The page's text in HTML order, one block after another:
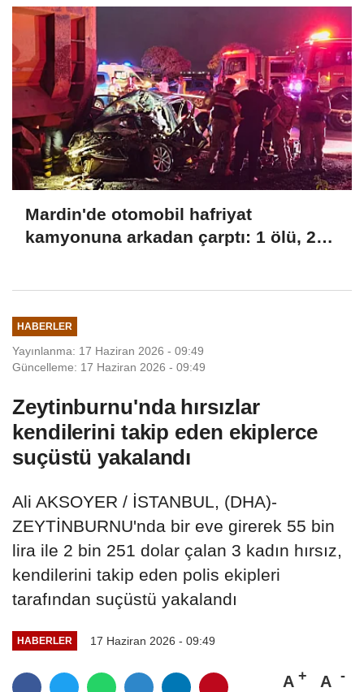
Mardin'de otomobil hafriyat
kamyonuna arkadan çarptı: 1 ölü, 2
HABERLER
Yayınlanma: 17 Haziran 2026 - 09:49
Güncelleme: 17 Haziran 2026 - 09:49
Zeytinburnu'nda hırsızlar
kendilerini takip eden ekiplerce
suçüstü yakalandı
Ali AKSOYER / İSTANBUL, (DHA)-
ZEYTİNBURNU'nda bir eve girerek 55 bin
lira ile 2 bin 251 dolar çalan 3 kadın hırsız,
kendilerini takip eden polis ekipleri
tarafından suçüstü yakalandı
HABERLER 17 Haziran 2026 - 09:49
A A